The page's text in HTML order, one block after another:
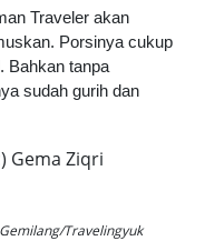
Traveler akan
Porsinya cukup
Bahkan tanpa
sudah gurih dan
Travelingyuk